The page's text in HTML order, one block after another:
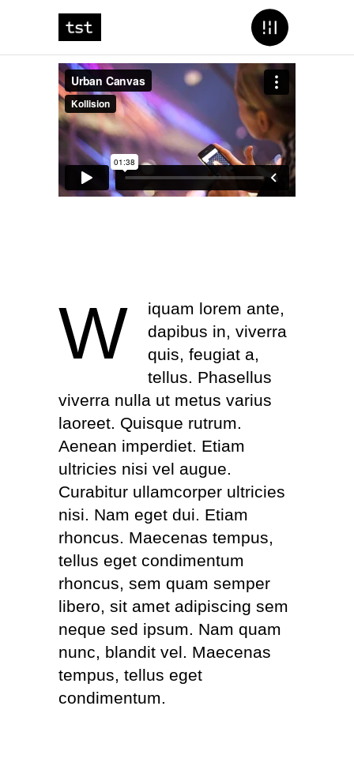
W
iquam lorem ante,
dapibus in, viverra
quis, feugiat a,
tellus. Phasellus
viverra nulla ut metus varius
laoreet. Quisque rutrum.
Aenean imperdiet. Etiam
ultricies nisi vel augue.
Curabitur ullamcorper ultricies
nisi. Nam eget dui. Etiam
rhoncus. Maecenas tempus,
tellus eget condimentum
rhoncus, sem quam semper
libero, sit amet adipiscing sem
neque sed ipsum. Nam quam
nunc, blandit vel. Maecenas
tempus, tellus eget
condimentum.